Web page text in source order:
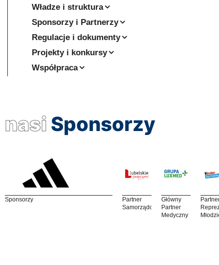
Władze i struktura
Sponsorzy i Partnerzy
Regulacje i dokumenty
Projekty i konkursy
Współpraca
nasi Sponsorzy
Sponsorzy
Partner
Samorządowy
Główny
Partner
Medyczny